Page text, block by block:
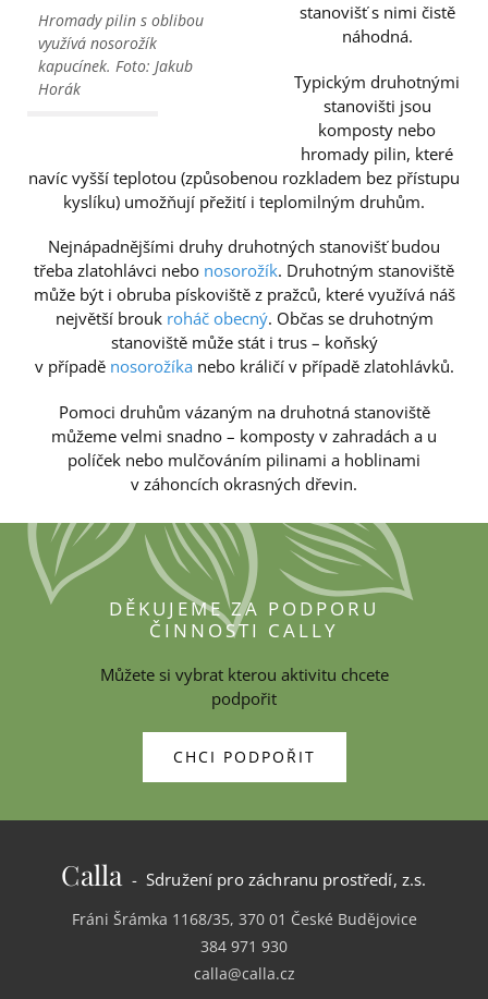
Hromady pilin s oblibou
využívá nosorožík
kapucínek. Foto: Jakub
Horák
stanovišť s nimi čistě
náhodná.
Typickým druhotnými
stanovišti jsou
komposty nebo
hromady pilin, které
navíc vyšší teplotou (způsobenou rozkladem bez přístupu
kyslíku) umožňují přežití i teplomilným druhům.
Nejnápadnějšími druhy druhotných stanovišť budou
třeba zlatohlávci nebo nosorožík. Druhotným stanoviště
může být i obruba pískoviště z pražců, které využívá náš
největší brouk roháč obecný. Občas se druhotným
stanoviště může stát i trus – koňský
v případě nosorožíka nebo králičí v případě zlatohlávků.
Pomoci druhům vázaným na druhotná stanoviště
můžeme velmi snadno – komposty v zahradách a u
políček nebo mulčováním pilinami a hoblinami
v záhoncích okrasných dřevin.
DĚKUJEME ZA PODPORU
ČINNOSTI CALLY
Můžete si vybrat kterou aktivitu chcete
podpořit
CHCI PODPOŘIT
Calla - Sdružení pro záchranu prostředí, z.s.
Fráni Šrámka 1168/35, 370 01 České Budějovice
384 971 930
calla@calla.cz